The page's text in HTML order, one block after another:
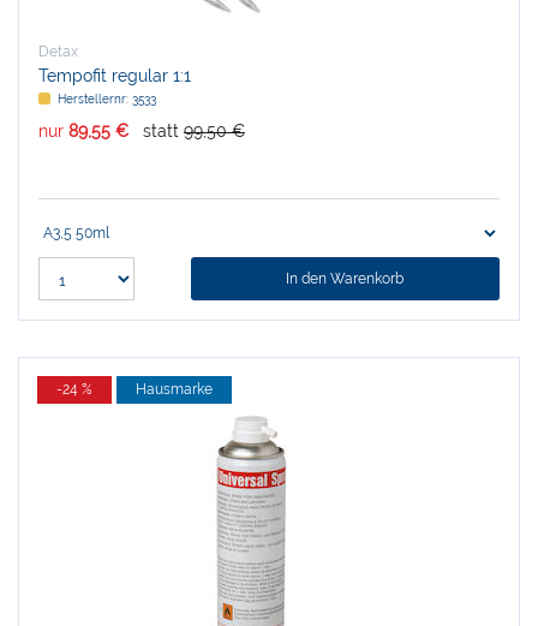
Detax
Tempofit regular 1:1
Herstellernr: 3533
nur 89,55 € statt 99,50 €
In den Warenkorb
-24 % Hausmarke